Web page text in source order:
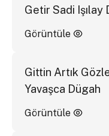
Getir Sadi Işılay
Görüntüle
Gittin Artık
Yavaşca Dügah
Görüntüle